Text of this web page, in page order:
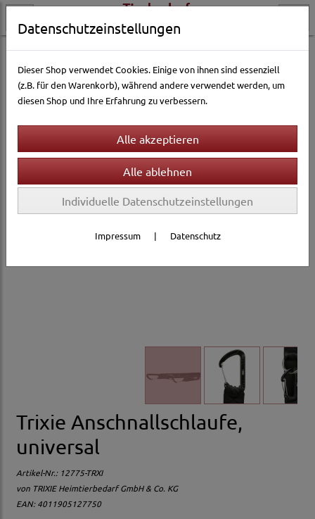
Hundewelt Reise & Transport Autozubehör
Trixie Anschnallschlaufe,
universal
Artikel-Nr.: 12775-TRXI
von TRIXIE Heimtierbedarf GmbH & Co. KG
EAN: 4011905127750
Datenschutzeinstellungen
Dieser Shop verwendet Cookies. Einige von ihnen sind essenziell
(z.B. für den Warenkorb), während andere verwendet werden, um
diesen Shop und Ihre Erfahrung zu verbessern.
Individuelle Datenschutzeinstellungen
Impressum | Datenschutz